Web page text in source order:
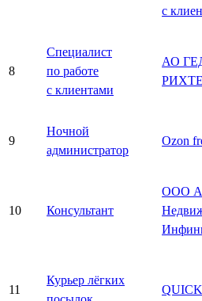
с
8
Специалист
по работе
с клиентами
АО
9
Ночной
администратор
Ozon
10 Консультант
ООО
11
Курьер лёгких